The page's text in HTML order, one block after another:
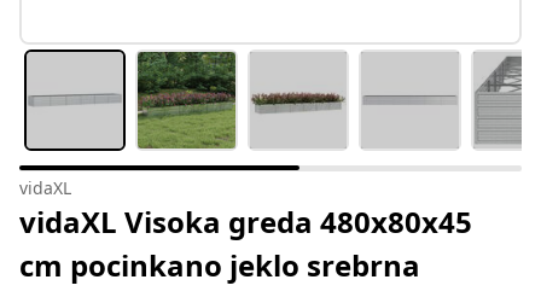
vidaXL
vidaXL Visoka greda 480x80x45
cm pocinkano jeklo srebrna